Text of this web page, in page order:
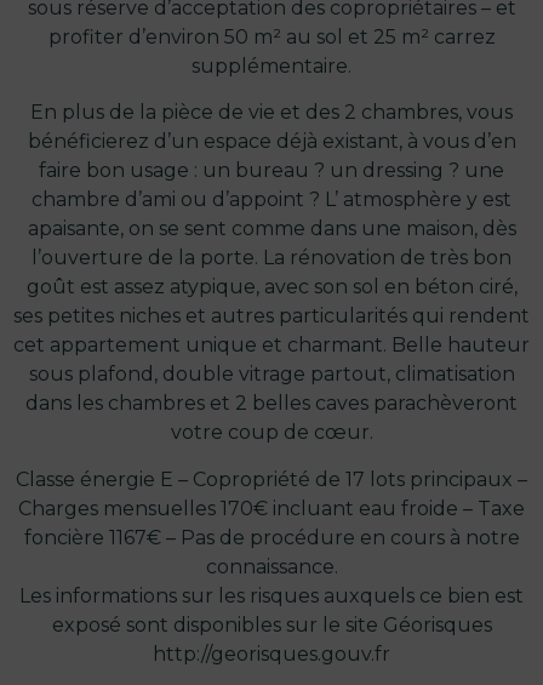
sous réserve d’acceptation des copropriétaires – et
profiter d’environ 50 m² au sol et 25 m² carrez
supplémentaire.
En plus de la pièce de vie et des 2 chambres, vous
bénéficierez d’un espace déjà existant, à vous d’en
faire bon usage : un bureau ? un dressing ? une
chambre d’ami ou d’appoint ? L’ atmosphère y est
apaisante, on se sent comme dans une maison, dès
l’ouverture de la porte. La rénovation de très bon
goût est assez atypique, avec son sol en béton ciré,
ses petites niches et autres particularités qui rendent
cet appartement unique et charmant. Belle hauteur
sous plafond, double vitrage partout, climatisation
dans les chambres et 2 belles caves parachèveront
votre coup de cœur.
Classe énergie E – Copropriété de 17 lots principaux –
Charges mensuelles 170€ incluant eau froide – Taxe
foncière 1167€ – Pas de procédure en cours à notre
connaissance.
Les informations sur les risques auxquels ce bien est
exposé sont disponibles sur le site Géorisques
http://georisques.gouv.fr